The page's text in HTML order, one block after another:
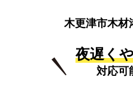
木更津市木材
夜遅く
対応可